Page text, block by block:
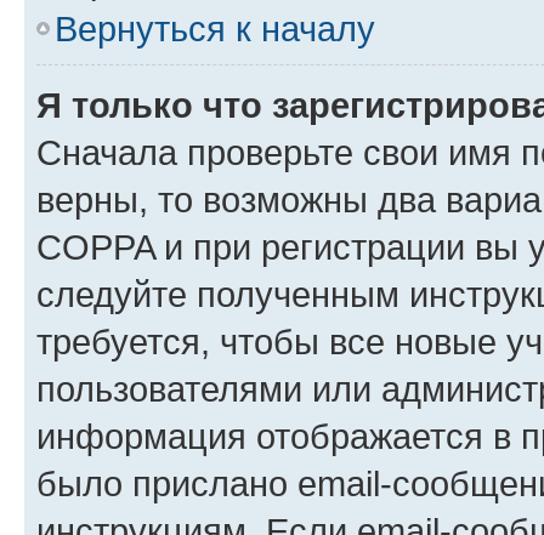
Вернуться к началу
Я только что
Сначала проверьте свои имя
верны, то возможны два
COPPA и при регистрации вы
следуйте полученным
требуется, чтобы все новые
пользователями или
информация отображается в
было прислано email-